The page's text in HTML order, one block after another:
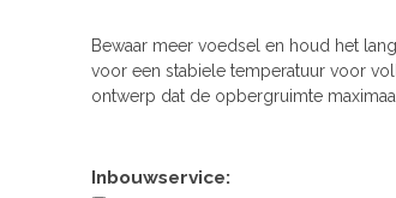
Bewaar meer voedsel en houd het
voor een stabiele temperatuur voor
ontwerp dat de opbergruimte
Inbouwservice: